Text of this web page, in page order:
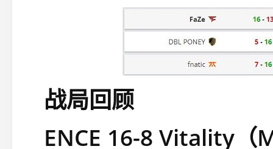
战局回顾
ENCE 16-8 Vitality（